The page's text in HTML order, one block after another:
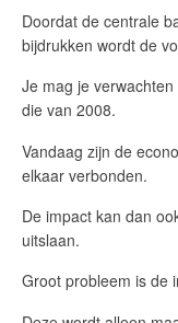
Doordat de centrale
bijdrukken wordt de
Je mag je
die van 2008.
Vandaag zijn de
elkaar verbonden.
De impact kan dan
uitslaan.
Groot probleem is de